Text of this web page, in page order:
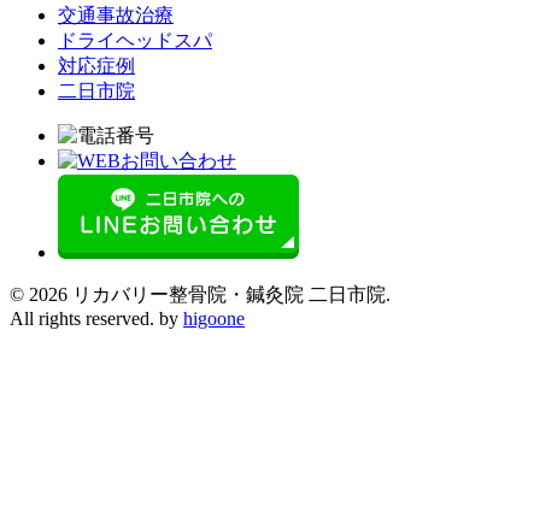
交通事故治療
ドライヘッドスパ
対応症例
二日市院
© 2026 リカバリー整骨院・鍼灸院 二日市院.
All rights reserved. by higoone